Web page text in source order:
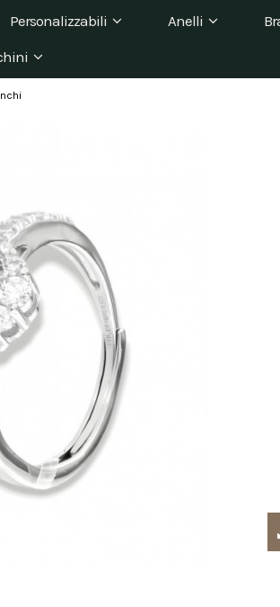
Personalizzabili Anelli